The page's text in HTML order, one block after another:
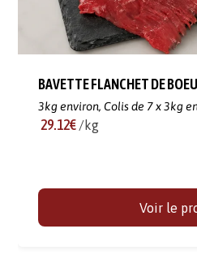
BAVETTE FLANCHET DE
3kg environ, Colis de 7 x 3kg
29.12€ /kg
Voir le